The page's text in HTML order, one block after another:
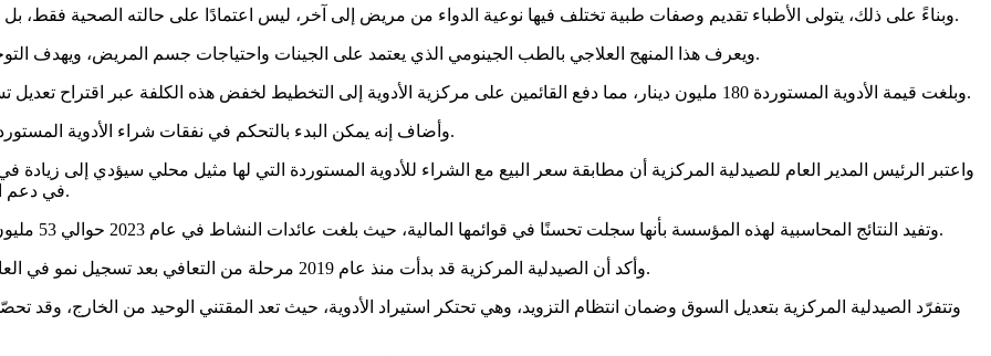
وبناءً على ذلك، يتولى الأطباء تقديم وصفات طبية تختلف فيها نوعية الدواء من مريض إلى آخر، ليس اعتمادًا على حالته الصحية فقط، بل أيضًا على مدى تقبل جسمه لنوع من الأدوية دون الآخر، وفقًا للمتحدث.
ويعرف هذا المنهج العلاجي بالطب الجينومي الذي يعتمد على الجينات واحتياجات جسم المريض، ويهدف التوجه إلى اعتماده إلى تحسين التصرف في كلفة شراء الأدوية المستوردة.
وبلغت قيمة الأدوية المستوردة 180 مليون دينار، مما دفع القائمين على مركزية الأدوية إلى التخطيط لخفض هذه الكلفة عبر اقتراح تعديل تسعيرة الأنواع المستوردة ذات المثيل المحلي، حسب ما ذكره المتحدث.
وأضاف إنه يمكن البدء بالتحكم في نفقات شراء الأدوية المستوردة التي تبلغ حوالي 30 مليون دينار، وهي الفارق بين سعر الشراء والبيع.
واعتبر الرئيس المدير العام للصيدلية المركزية أن مطابقة سعر البيع مع الشراء للأدوية المستوردة التي لها مثيل محلي سيؤدي إلى
في دعم الصناعات الدوائية المحلية مع الحفاظ على توازنات الصيدلية المركزية.
وتفيد النتائج المحاسبية لهذه المؤسسة بأنها سجلت تحسنًا في قوائمها المالية، حيث بلغت عائدات النشاط في عام 2023 حوالي 53 مليون دينار، بينما لم تتخط الإيرادات في عام 2022 حاجز ال 14 مليون دينار.
وأكد أن الصيدلية المركزية قد بدأت منذ عام 2019 مرحلة من التعافي بعد تسجيل نمو في العائدات بلغ 11 مليون دينار، لكنها ما زالت تواجه تحديات مالية حتى اليوم.
وتتفرّد الصيدلية المركزية بتعديل السوق وضمان انتظام التزويد، وهي تحتكر استيراد الأدوية، حيث تعد المقتني الوحيد من الخارج، وقد